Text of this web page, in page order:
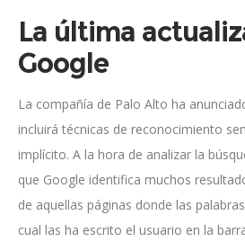
La última
Google
La compañía de Palo Alto ha
incluirá técnicas de reconocimiento
implícito. A la hora de analizar la
que Google identifica muchos
de aquellas páginas donde las
cual las ha escrito el usuario en la